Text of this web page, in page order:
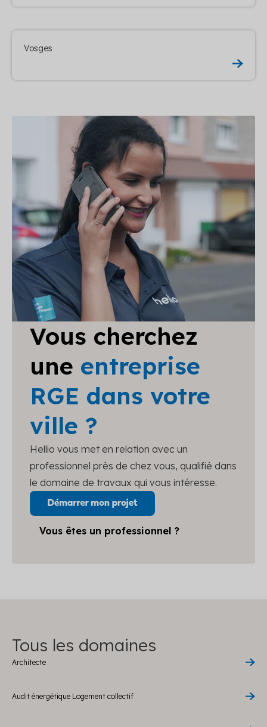
Vosges
Vous cherchez
une entreprise
RGE dans votre
ville ?
Hellio vous met en relation avec un
professionnel près de chez vous, qualifié dans
le domaine de travaux qui vous intéresse.
Vous êtes un professionnel ?
Tous les domaines
Architecte
Audit énergétique Logement collectif